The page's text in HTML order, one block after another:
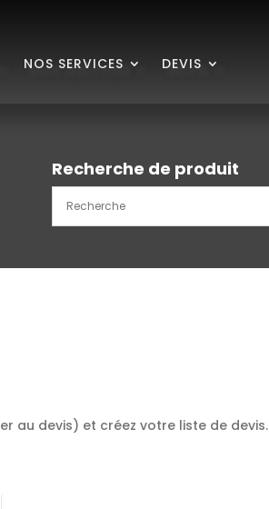
NOS SERVICES DEVIS
Recherche de produit
au devis) et créez votre liste de devis.